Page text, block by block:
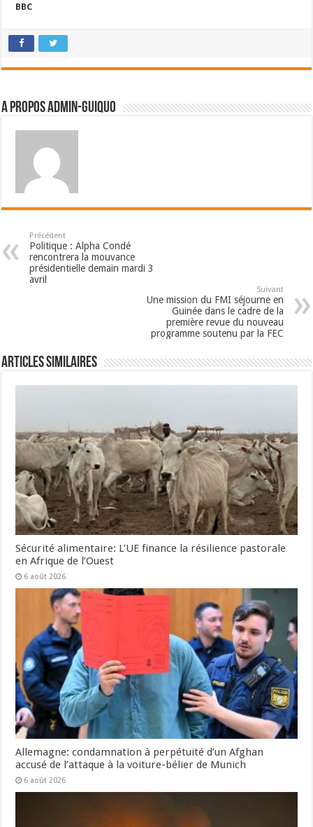
BBC
A propos admin-guiquo
Précédent
Politique : Alpha Condé
rencontrera la mouvance
présidentielle demain mardi 3
avril
Suivant
Une mission du FMI séjourne en
Guinée dans le cadre de la
première revue du nouveau
programme soutenu par la FEC
Articles Similaires
Sécurité alimentaire: L’UE finance la résilience pastorale
en Afrique de l’Ouest
6 août 2026
Allemagne: condamnation à perpétuité d’un Afghan
accusé de l’attaque à la voiture-bélier de Munich
6 août 2026